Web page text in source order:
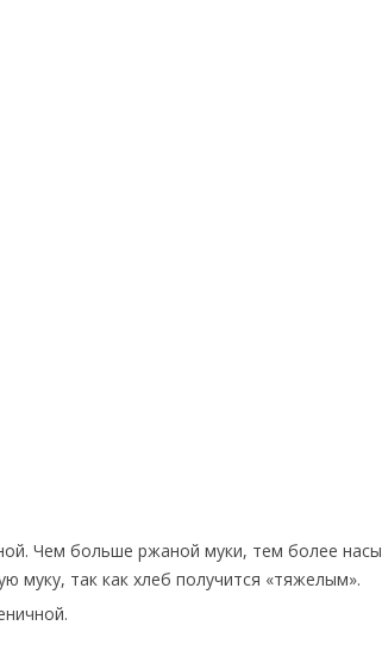
Чем больше ржаной муки, тем более
муку, так как хлеб получится «тяжелым».